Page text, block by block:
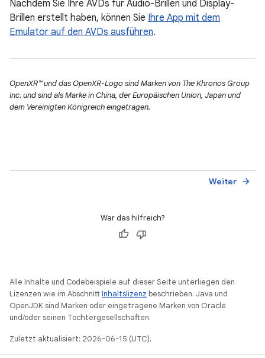
Nachdem Sie Ihre AVDs für Audio-Brillen und Display-
Brillen erstellt haben, können Sie Ihre App mit dem
Emulator auf den AVDs ausführen.
OpenXR™ und das OpenXR-Logo sind Marken von The Khronos Group
Inc. und sind als Marke in China, der Europäischen Union, Japan und
dem Vereinigten Königreich eingetragen.
Weiter arrow_forward
War das hilfreich?
Alle Inhalte und Codebeispiele auf dieser Seite unterliegen den
Lizenzen wie im AbschnittInhaltslizenz beschrieben. Java und
OpenJDK sind Marken oder eingetragene Marken von Oracle
und/oder seinen Tochtergesellschaften.
Zuletzt aktualisiert: 2026-06-15 (UTC).